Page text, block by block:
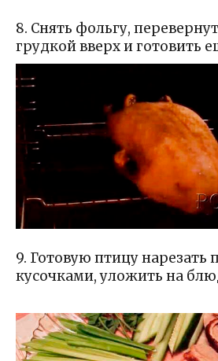
8. Снять фольгу,
грудкой вверх и готовить
9. Готовую птицу
кусочками, уложить на